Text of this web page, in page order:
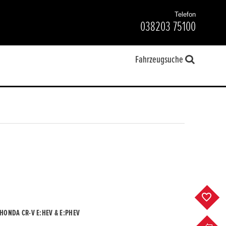
Telefon
038203 75100
Fahrzeugsuche
HONDA CR-V E:HEV & E:PHEV